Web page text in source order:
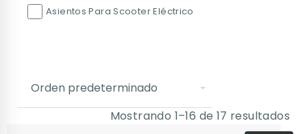
Asientos Para Scooter Eléctrico
Mostrando 1–16 de 17 resultados